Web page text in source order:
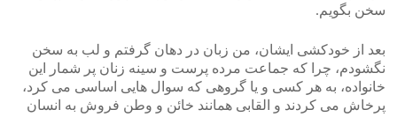
سخن بگویم.
بعد از خودکشی ایشان، من زبان در دهان گرفتم و لب به سخن
نگشودم، چرا که جماعت مرده پرست و سینه زنان پر شمار این
خانواده، به هر کسی و یا گروهی که سوال هایی اساسی می کرد،
پرخاش می کردند و القابی همانند خائن و وطن فروش به انسان